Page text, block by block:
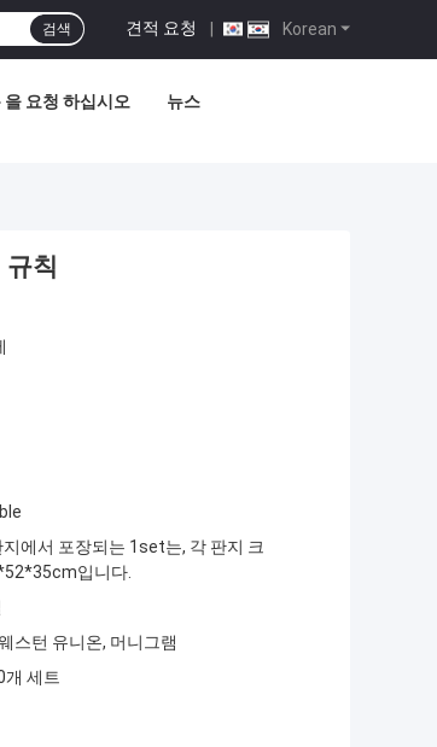
Korean
견적 요청 |
검색
을 요청 하십시오 뉴스
칙
지에서 포장되는 1set는, 각 판지 크
입니다.
스턴 유니온, 머니그램
개 세트